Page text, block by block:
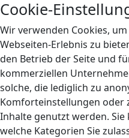
Cookie-
Wir verwenden Cookies,
Webseiten-Erlebnis zu
den Betrieb der Seite und
kommerziellen
solche, die lediglich zu
Komforteinstellungen oder
Inhalte genutzt werden.
welche Kategorien Sie